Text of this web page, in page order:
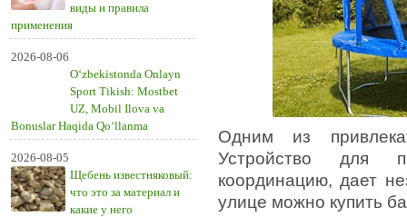
виды и правила
применения
2026-08-06
O‘zbekistonda Onlayn
Sport Tikish: Mostbet
UZ, Mobil Ilova va
Bonuslar Haqida Qo‘llanma
2026-08-05
Щебень известняковый:
что это за материал и
какие у него
Одним из
Устройство для
координацию, дает
улице можно купить